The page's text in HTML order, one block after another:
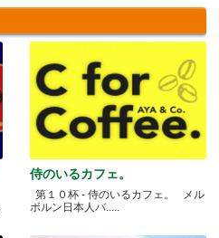
侍のいるカフェ。
第１０杯 - 侍のいるカフェ。 メル
ボルン日本人バ.....